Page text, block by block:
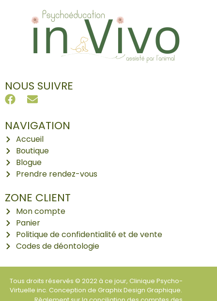
NAVIGATION
Accueil
Boutique
Blogue
Prendre rendez-vous
ZONE CLIENT
Mon compte
Panier
Politique de confidentialité et de vente
Codes de déontologie
NOUS SUIVRE
Tous droits réservés © 2022 à ce jour, Clinique Psycho-
Virtuelle inc. Conception de Graphix Design Graphique.